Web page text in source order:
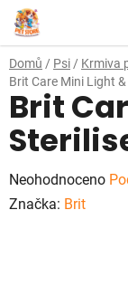
Přejít
na
obsah
Domů / Psi / Krmiva
Brit Care Mini Light
Brit
Průměrné
hodnocení
Neohodnoceno
Značka: Brit